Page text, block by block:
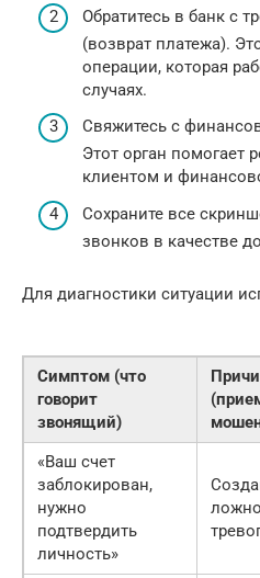
Обратитесь в банк с
(возврат платежа).
операции, которая
случаях.
Свяжитесь с
Этот орган помогает
клиентом и
Сохраните все
звонков в качестве
Для диагностики ситуации
Симптом (что
говорит
звонящий)
«Ваш счет
заблокирован,
нужно
подтвердить
личность»